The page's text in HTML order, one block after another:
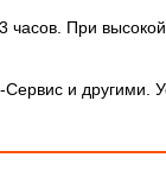
При
и другими.